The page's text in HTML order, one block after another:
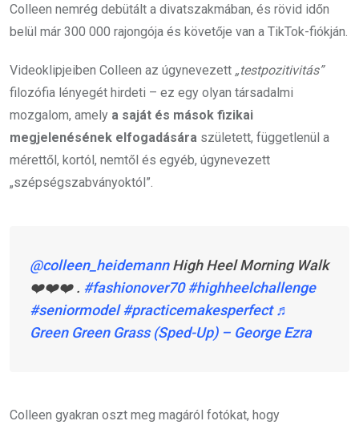
Colleen nemrég debütált a divatszakmában, és rövid időn
belül már 300 000 rajongója és követője van a TikTok-fiókján.
Videoklipjeiben Colleen az úgynevezett „testpozitivitás”
filozófia lényegét hirdeti – ez egy olyan társadalmi
mozgalom, amely a saját és mások fizikai
megjelenésének elfogadására született, függetlenül a
mérettől, kortól, nemtől és egyéb, úgynevezett
„szépségszabványoktól”.
@colleen_heidemannHigh Heel Morning Walk
❤️❤️❤️ . #fashionover70 #highheelchallenge
#seniormodel #practicemakesperfect ♬
Green Green Grass (Sped-Up) – George Ezra
Colleen gyakran oszt meg magáról fotókat, hogy